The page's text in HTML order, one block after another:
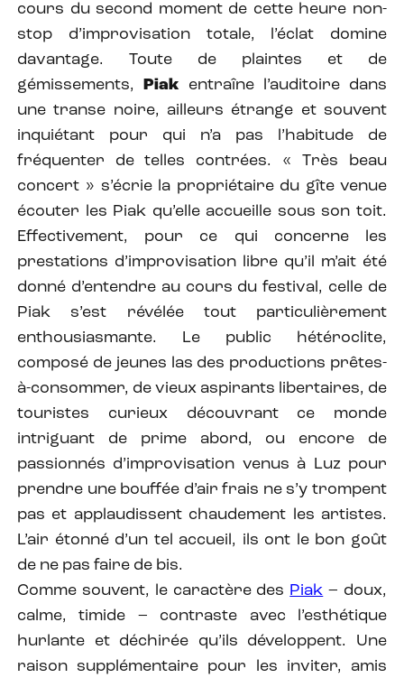
cours du second moment de cette heure non-
stop d’improvisation totale, l’éclat domine
davantage. Toute de plaintes et de
gémissements,Piak entraîne l’auditoire dans
une transe noire, ailleurs étrange et souvent
inquiétant pour qui n’a pas l’habitude de
fréquenter de telles contrées. « Très beau
concert » s’écrie la propriétaire du gîte venue
écouter les Piak qu’elle accueille sous son toit.
Effectivement, pour ce qui concerne les
prestations d’improvisation libre qu’il m’ait été
donné d’entendre au cours du festival, celle de
Piak s’est révélée tout particulièrement
enthousiasmante. Le public hétéroclite,
composé de jeunes las des productions prêtes-
à-consommer, de vieux aspirants libertaires, de
touristes curieux découvrant ce monde
intriguant de prime abord, ou encore de
passionnés d’improvisation venus à Luz pour
prendre une bouffée d’air frais ne s’y trompent
pas et applaudissent chaudement les artistes.
L’air étonné d’un tel accueil, ils ont le bon goût
de ne pas faire de bis.
Comme souvent, le caractère des Piak – doux,
calme, timide – contraste avec l’esthétique
hurlante et déchirée qu’ils développent. Une
raison supplémentaire pour les inviter, amis